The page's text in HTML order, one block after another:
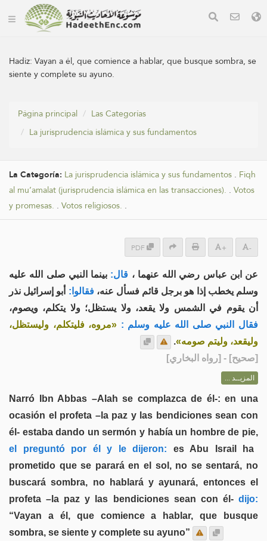
Hadiz:Vayan a él, que comience a hablar, que busque sombra, se
siente y complete su ayuno.
Página principal
Las Categorías
La jurisprudencia islámica y sus fundamentos
La Categoría: La jurisprudencia islámica y sus fundamentos . Fiqh
al mu’amalat (jurisprudencia islámica en las transacciones). . Votos
y promesas. . Votos religiosos. .
PDF + -
عن ابن عباس رضي الله عنهما ، قال: بينما النبي صلى الله عليه
وسلم يخطب إذا هو برجل قائم فسأل عنه، فقالوا: أبو إسرائيل نذر
أن يقوم في الشمس ولا يقعد، ولا يستظل؛ ولا يتكلم، ويصوم،
فقال النبي صلى الله عليه وسلم : «مروه، فليتكلم، وليستظل،
وليقعد، وليتم صومه».
[صحيح] - [رواه البخاري]
المزيــد ...
Narró Ibn Abbas –Alah se complazca de él-: en una
ocasión el profeta –la paz y las bendiciones sean con
él- estaba dando un sermón y había un hombre de pie,
el preguntó por él y le dijeron: es Abu Israil ha
prometido que se parará en el sol, no se sentará, no
buscará sombra, no hablará y ayunará, entonces el
profeta –la paz y las bendiciones sean con él-dijo:
“Vayan a él, que comience a hablar, que busque
sombra, se siente y complete su ayuno”